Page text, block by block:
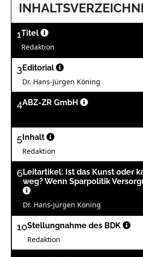
1Titel
Redaktion
3 Editorial
Dr. Hans-Jürgen Köning
4ABZ-ZR GmbH
5 Inhalt
Redaktion
6Leitartikel: Ist das Kunst oder
weg? Wenn Sparpolitik
Dr. Hans-Jürgen Köning
10Stellungnahme des BDK
Redaktion